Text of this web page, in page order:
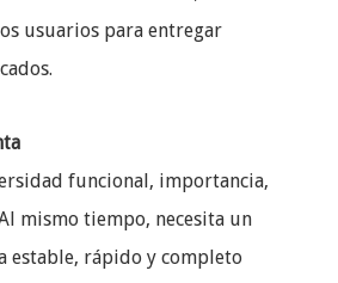
usuarios para entregar
funcional, importancia,
mismo tiempo, necesita un
estable, rápido y completo